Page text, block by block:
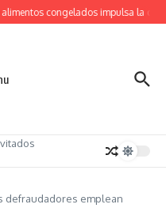
congelados impulsa la
defraudadores emplean